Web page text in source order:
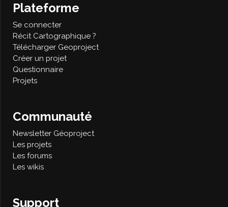
Plateforme
Se connecter
Récit Cartographique ?
Télécharger Geoproject
Créer un projet
Questionnaire
Projets
Communauté
Newsletter Géoproject
Les projets
Les forums
Les wikis
Support